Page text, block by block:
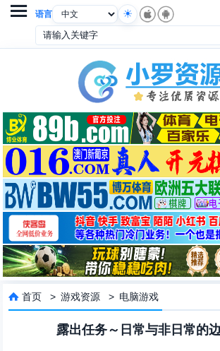
语言

 首页 >游戏资源 > 电脑游戏
露出任务～日常与非日常的